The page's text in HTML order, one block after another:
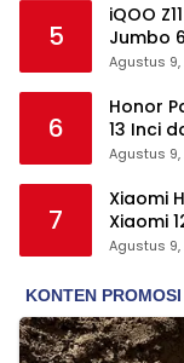
5
iQOO
Jumbo
Agustus
6
Honor
13 Inci
Agustus
7
Xiaomi
Xiaomi
Agustus